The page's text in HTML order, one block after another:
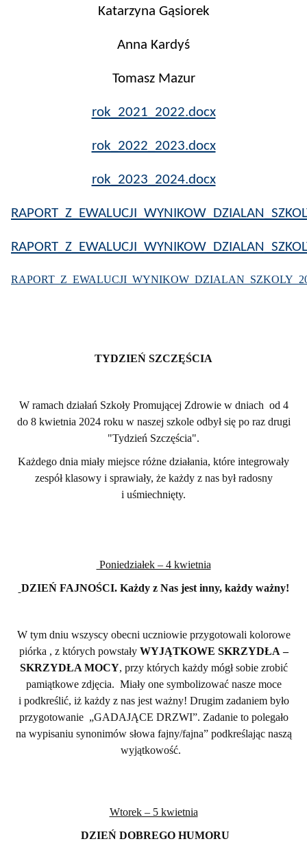
Katarzyna Gąsiorek
Anna Kardyś
Tomasz Mazur
rok_2021_2022.docx
rok_2022_2023.docx
rok_2023_2024.docx
TYDZIEŃ SZCZĘŚCIA
W ramach działań Szkoły Promującej Zdrowie w dniach od 4
do 8 kwietnia 2024 roku w naszej szkole odbył się po raz drugi
"Tydzień Szczęścia".
Każdego dnia miały miejsce różne działania, które integrowały
zespół klasowy i sprawiały, że każdy z nas był radosny
i uśmiechnięty.
Poniedziałek – 4 kwietnia
DZIEŃ FAJNOŚCI. Każdy z Nas jest inny, każdy ważny!
W tym dniu wszyscy obecni uczniowie przygotowali kolorowe
piórka , z których powstały WYJĄTKOWE SKRZYDŁA –
SKRZYDŁA MOCY, przy których każdy mógł sobie zrobić
pamiątkowe zdjęcia. Miały one symbolizować nasze moce
i podkreślić, iż każdy z nas jest ważny! Drugim zadaniem było
przygotowanie „GADAJĄCE DRZWI”. Zadanie to polegało
na wypisaniu synonimów słowa fajny/fajna” podkreślając naszą
wyjątkowość.
Wtorek – 5 kwietnia
DZIEŃ DOBREGO HUMORU